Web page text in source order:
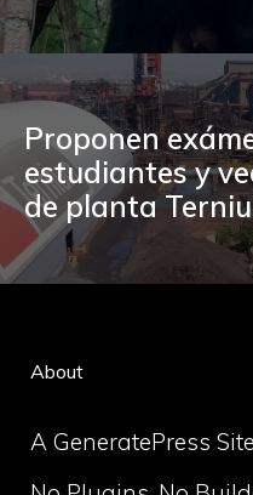
Proponen
estudiantes y
de planta
About
A GeneratePress Site